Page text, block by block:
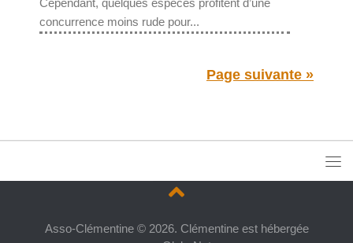
Cependant, quelques espèces profitent d’une
concurrence moins rude pour...
Page suivante »
Asso-Clémentine © 2026. Clémentine est hébergée